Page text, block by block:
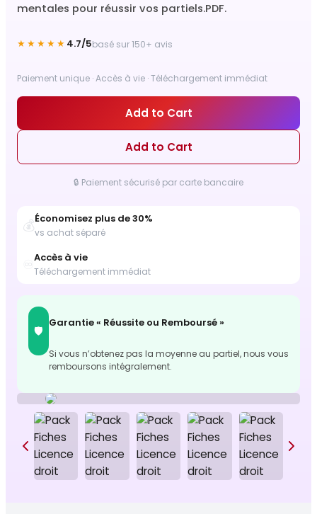
mentales pour réussir vos partiels.PDF.
★★★★★ 4.7/5basé sur 150+ avis
Paiement unique · Accès à vie · Téléchargement immédiat
Add to Cart
Add to Cart
🔒 Paiement sécurisé par carte bancaire
💰Économisez plus de 30%
vs achat séparé
♾️ Accès à vie
Téléchargement immédiat
🛡️
Garantie « Réussite ou Remboursé »
Si vous n’obtenez pas la moyenne au partiel, nous vous
remboursons intégralement.